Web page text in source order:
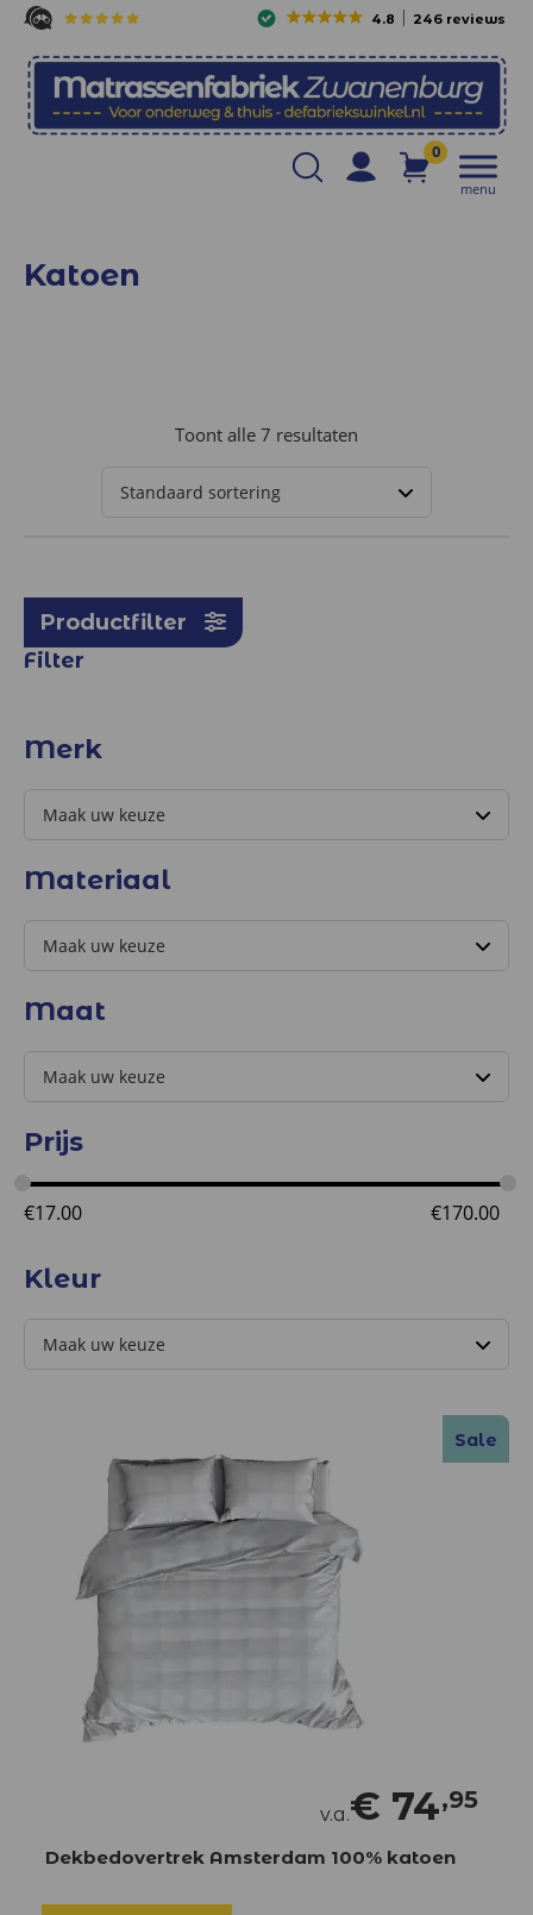
4.8 246 reviews
0
menu
Katoen
Toont alle 7 resultaten
Productfilter
Filter
Merk
Materiaal
Maat
Prijs
€17.00 €170.00
Kleur
Sale
v.a.€ 74,95
Dekbedovertrek Amsterdam 100% katoen